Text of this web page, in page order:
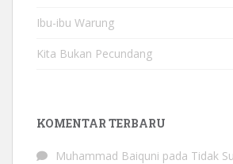
Ibu-ibu Warung
Kita Bukan Pecundang
KOMENTAR TERBARU
Muhammad Baiquni pada Tidak